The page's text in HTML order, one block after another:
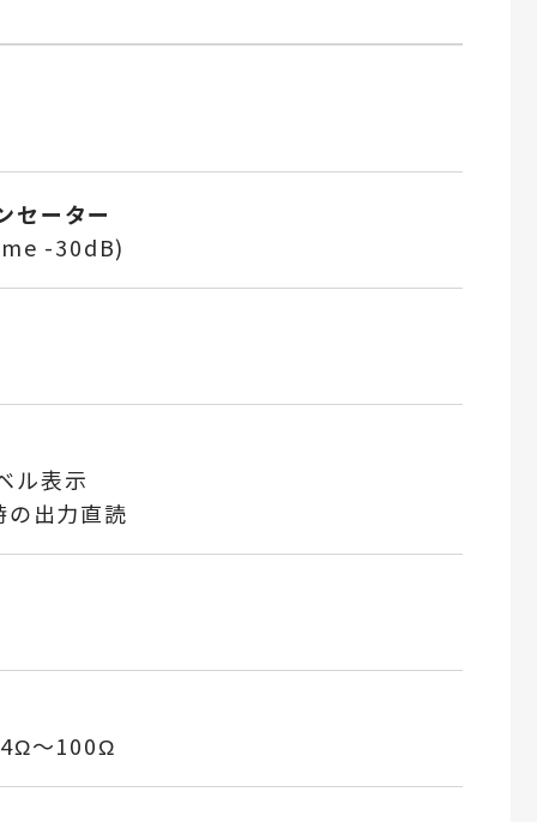
セーター
-30dB)
ル表示
出力直読
～100Ω